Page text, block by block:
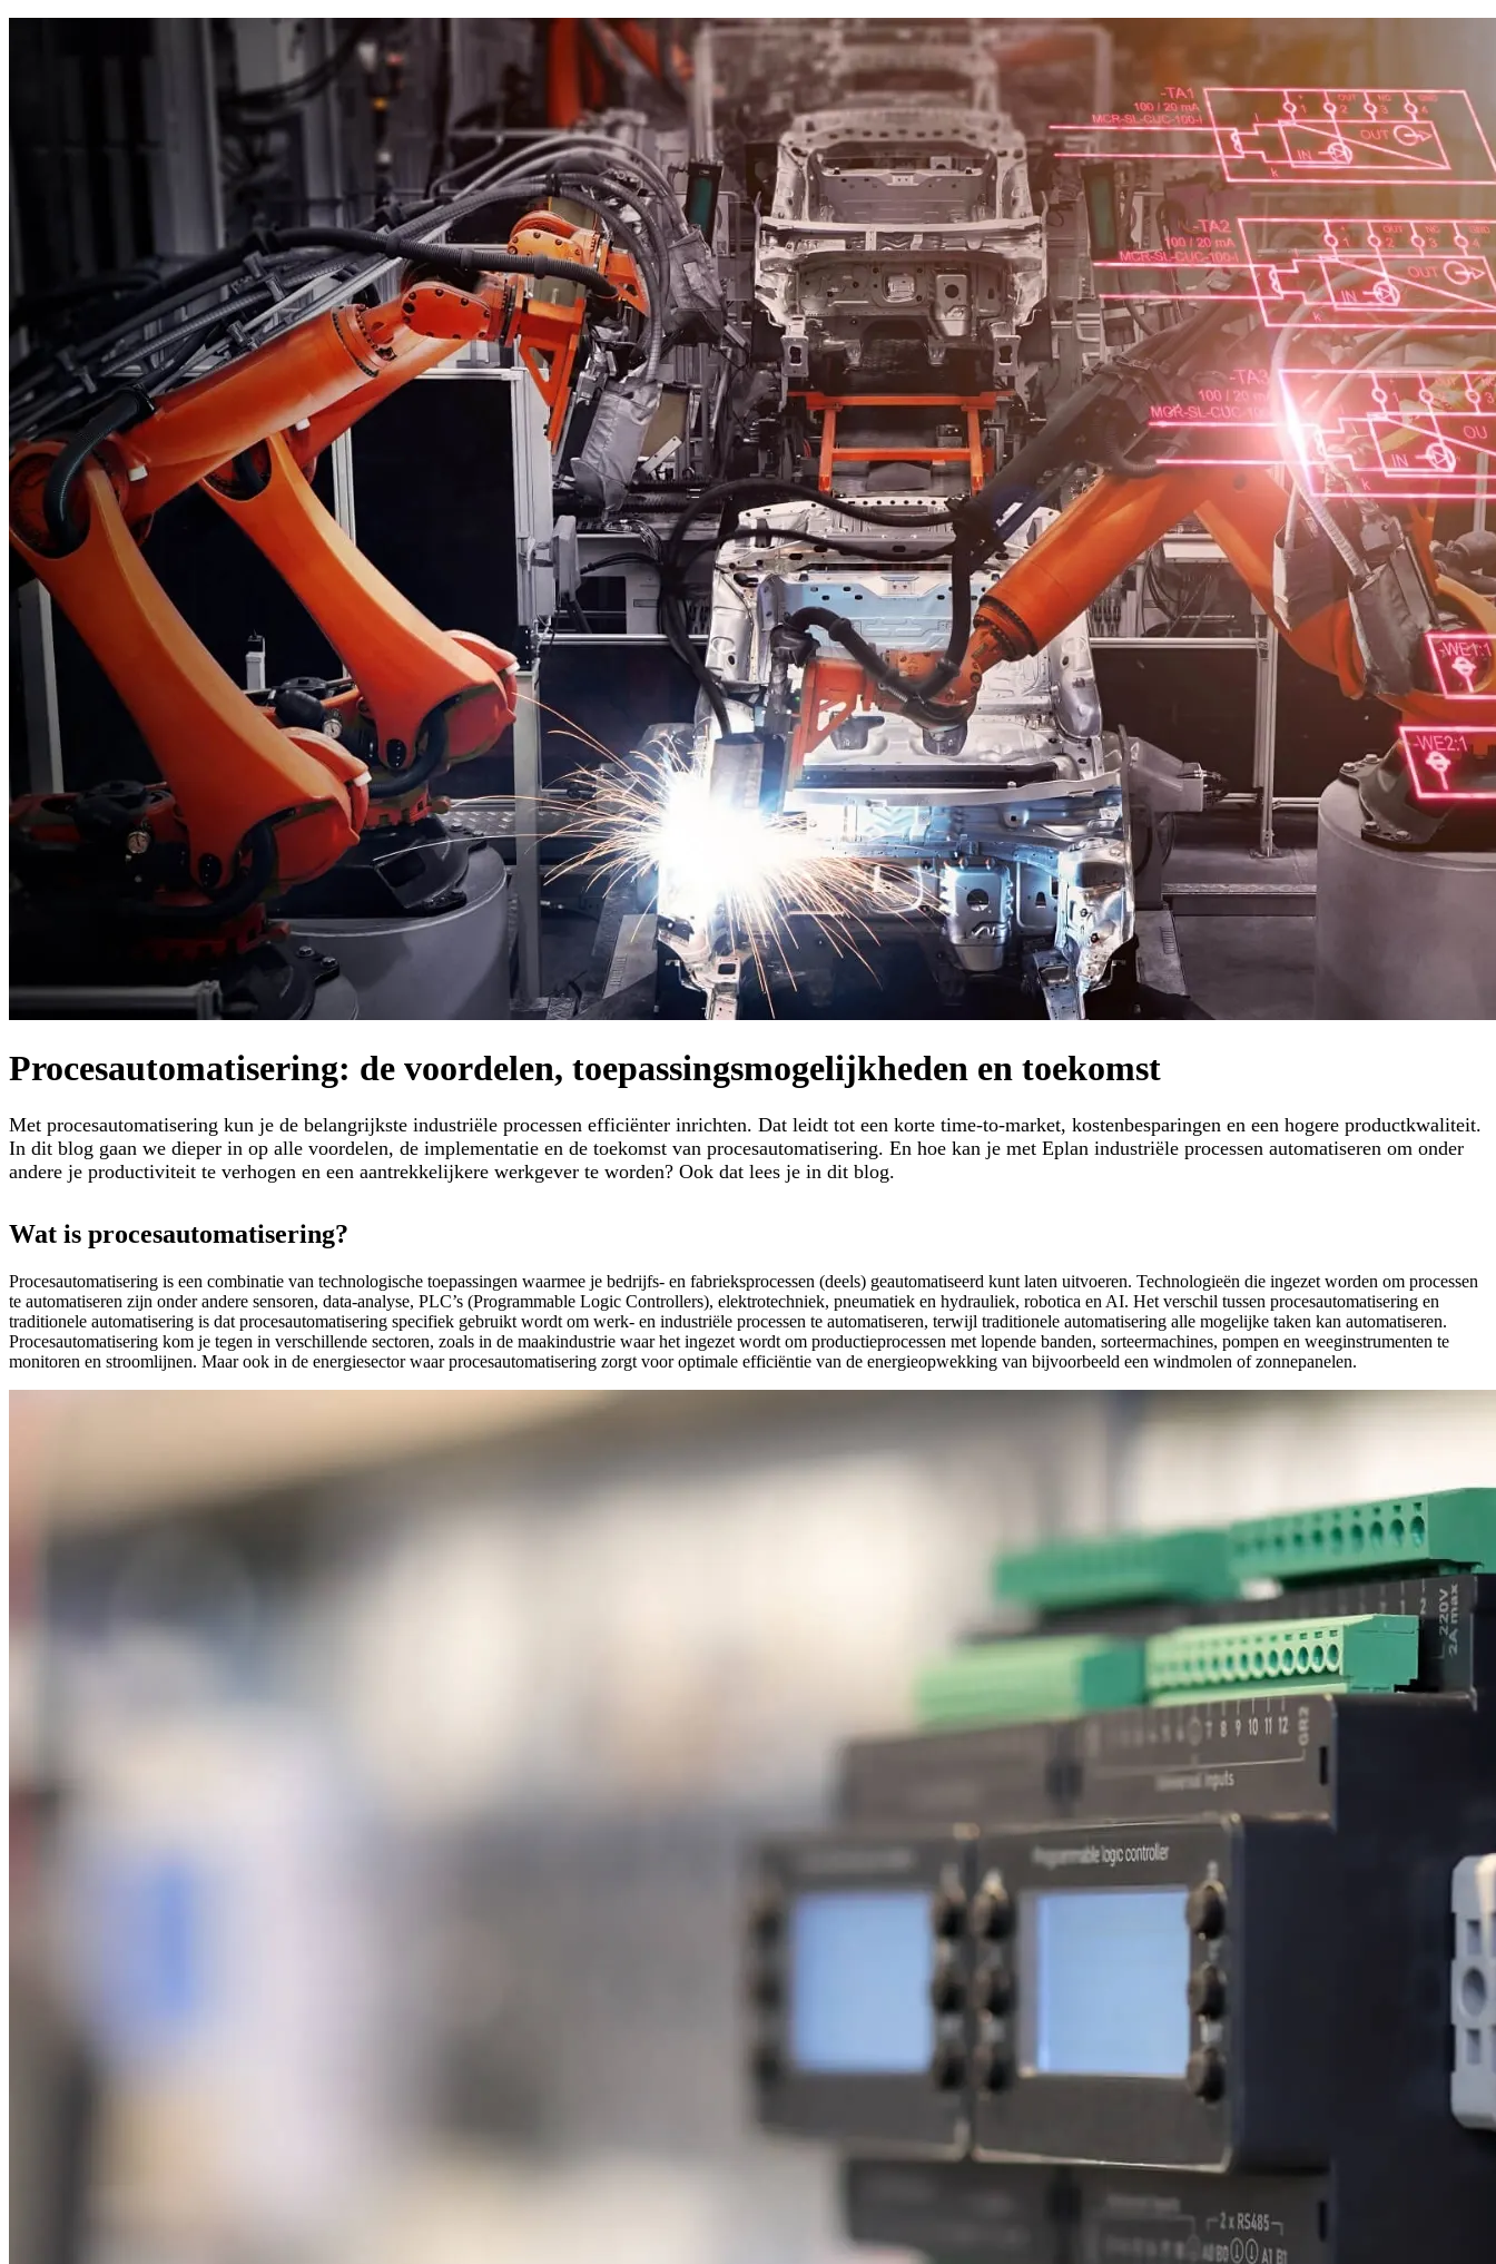
Procesautomatisering: de voordelen, toepassingsmogelijkheden en toekomst
Met procesautomatisering kun je de belangrijkste industriële processen efficiënter inrichten. Dat leidt tot een korte time-to-market, kostenbesparingen en een hogere productkwaliteit.
In dit blog gaan we dieper in op alle voordelen, de implementatie en de toekomst van procesautomatisering. En hoe kan je met Eplan industriële processen automatiseren om onder
andere je productiviteit te verhogen en een aantrekkelijkere werkgever te worden? Ook dat lees je in dit blog.
Wat is procesautomatisering?
Procesautomatisering is een combinatie van technologische toepassingen waarmee je bedrijfs- en fabrieksprocessen (deels) geautomatiseerd kunt laten uitvoeren. Technologieën die ingezet worden om processen
te automatiseren zijn onder andere sensoren, data-analyse, PLC’s (Programmable Logic Controllers), elektrotechniek, pneumatiek en hydrauliek, robotica en AI. Het verschil tussen procesautomatisering en
traditionele automatisering is dat procesautomatisering specifiek gebruikt wordt om werk- en industriële processen te automatiseren, terwijl traditionele automatisering alle mogelijke taken kan automatiseren.
Procesautomatisering kom je tegen in verschillende sectoren, zoals in de maakindustrie waar het ingezet wordt om productieprocessen met lopende banden, sorteermachines, pompen en weeginstrumenten te
monitoren en stroomlijnen. Maar ook in de energiesector waar procesautomatisering zorgt voor optimale efficiëntie van de energieopwekking van bijvoorbeeld een windmolen of zonnepanelen.